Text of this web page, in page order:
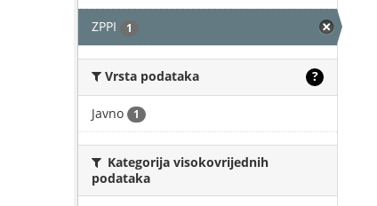
ZPPI 1
Vrsta podataka ?
Javno 1
Kategorija visokovrijednih
podataka